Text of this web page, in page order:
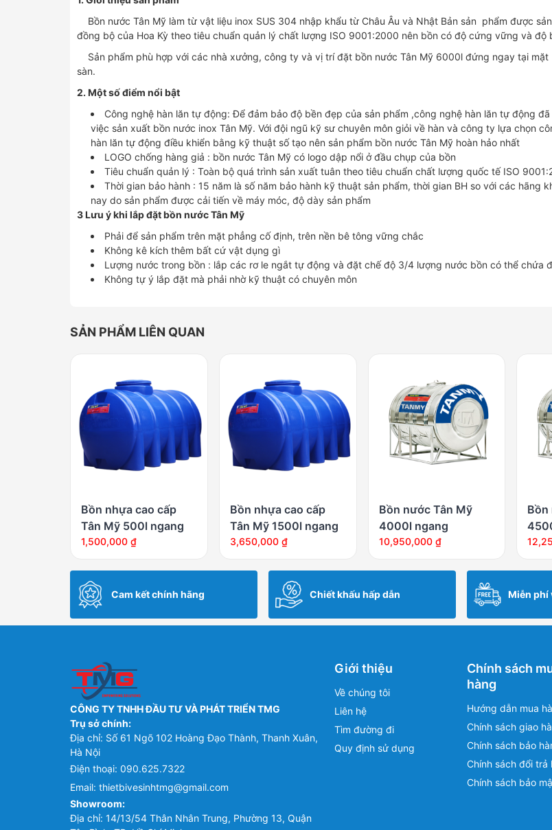
Bồn nước Tân Mỹ làm từ vật liệu inox SUS 304 nhập khẩu từ Châu Âu và Nhật Bản sản phẩm được
đồng bộ của Hoa Kỳ theo tiêu chuẩn quản lý chất lượng ISO 9001:2000 nên bồn có độ cứng vững và độ
Sản phẩm phù hợp với các nhà xưởng, công ty và vị trí đặt bồn nước Tân Mỹ 6000l đứng ngay tại mặt
sàn.
2. Một số điểm nổi bật
Công nghệ hàn lăn tự động: Để đảm bảo độ bền đẹp của sản phẩm ,công nghệ hàn lăn tự động
việc sản xuất bồn nước inox Tân Mỹ. Với đội ngũ kỹ sư chuyên môn giỏi về hàn và công ty lựa chọn
hàn lăn tự động điều khiển bằng kỹ thuật số tạo nên sản phẩm bồn nước Tân Mỹ hoàn hảo nhất
LOGO chống hàng giả : bồn nước Tân Mỹ có logo dập nổi ở đầu chụp của bồn
Tiêu chuẩn quản lý : Toàn bộ quá trình sản xuất tuân theo tiêu chuẩn chất lượng quốc tế ISO
Thời gian bảo hành : 15 năm là số năm bảo hành kỹ thuật sản phẩm, thời gian BH so với các hãng
nay do sản phẩm được cải tiến về máy móc, độ dày sản phẩm
3 Lưu ý khi lắp đặt bồn nước Tân Mỹ
Phải để sản phẩm trên mặt phẳng cố định, trên nền bê tông vững chắc
Không kê kích thêm bất cứ vật dụng gì
Lượng nước trong bồn : lắp các rơ le ngắt tự động và đặt chế độ 3/4 lượng nước bồn có thể chứa
Không tự ý lắp đặt mà phải nhờ kỹ thuật có chuyên môn
SẢN PHẨM LIÊN QUAN
Bồn nhựa cao cấp
Tân Mỹ 500l ngang
1,500,000 ₫
Bồn nhựa cao cấp
Tân Mỹ 1500l ngang
3,650,000 ₫
Bồn nước Tân Mỹ
4000l ngang
10,950,000 ₫
Bồn
Cam kết chính hãng Chiết khấu hấp dẫn Miễn phí
CÔNG TY TNHH ĐẦU TƯ VÀ PHÁT TRIỂN TMG
Trụ sở chính:
Địa chỉ: Số 61 Ngõ 102 Hoàng Đạo Thành, Thanh Xuân,
Hà Nội
Điện thoại: 090.625.7322
Email: thietbivesinhtmg@gmail.com
Showroom:
Địa chỉ: 14/13/54 Thân Nhân Trung, Phường 13, Quận
Giới thiệu
Về chúng tôi
Liên hệ
Tìm đường đi
Quy định sử dụng
Chính sách
hàng
Hướng dẫn mua
Chính sách giao
Chính sách bảo
Chính sách đổi trả
Chính sách bảo